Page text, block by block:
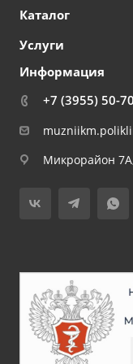
Каталог
Услуги
Информация
+7 (3955) 50-
Микрорайон